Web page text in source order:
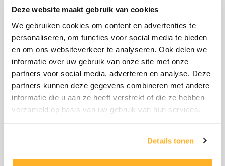
Deze website maakt gebruik van cookies
We gebruiken cookies om content en advertenties te
personaliseren, om functies voor social media te bieden
en om ons websiteverkeer te analyseren. Ook delen we
informatie over uw gebruik van onze site met onze
partners voor social media, adverteren en analyse. Deze
partners kunnen deze gegevens combineren met andere
informatie die u aan ze heeft verstrekt of die ze hebben
verzameld op basis van uw gebruik van hun services.
Details tonen
Woningtype*
Op welke verdieping van de
woning zou je graag de VELUX
dakramen willen laten installeren?
*